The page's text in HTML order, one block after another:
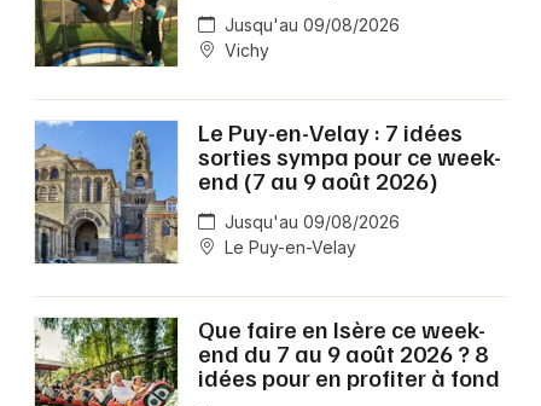
Jusqu'au 09/08/2026
Vichy
Le Puy-en-Velay : 7 idées
sorties sympa pour ce week-
end (7 au 9 août 2026)
Jusqu'au 09/08/2026
Le Puy-en-Velay
Que faire en Isère ce week-
end du 7 au 9 août 2026 ? 8
idées pour en profiter à fond